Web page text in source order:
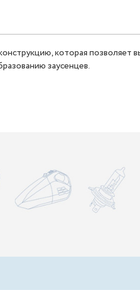
которая позволяет
заусенцев.